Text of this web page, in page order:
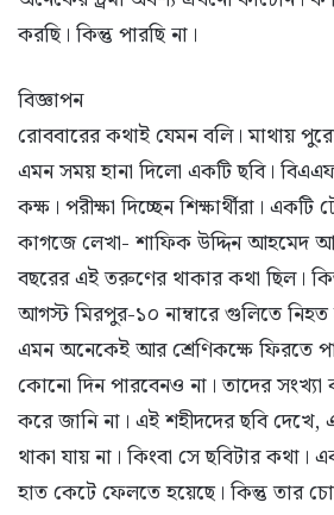
করছি। কিন্তু পারছি না।
বিজ্ঞাপন
রোববারের কথাই যেমন বলি। মাথায়
এমন সময় হানা দিলো একটি ছবি।
কক্ষ। পরীক্ষা দিচ্ছেন শিক্ষার্থীরা।
কাগজে লেখা- শাফিক উদ্দিন আহমেদ
বছরের এই তরুণের থাকার কথা ছিল।
আগস্ট মিরপুর-১০ নাম্বারে গুলিতে
এমন অনেকেই আর শ্রেণিকক্ষে ফিরতে
কোনো দিন পারবেনও না। তাদের
করে জানি না। এই শহীদদের ছবি দেখে,
থাকা যায় না। কিংবা সে ছবিটার কথা।
হাত কেটে ফেলতে হয়েছে। কিন্তু তার